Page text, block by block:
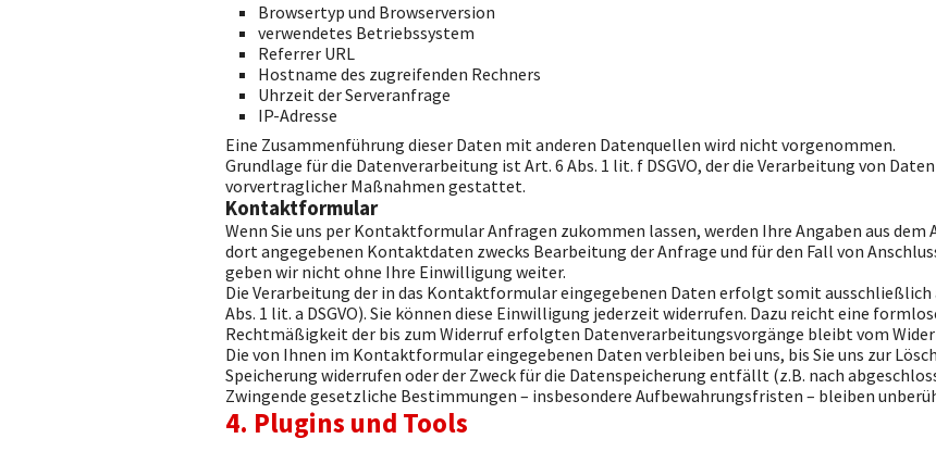
Browsertyp und Browserversion
verwendetes Betriebssystem
Referrer URL
Hostname des zugreifenden Rechners
Uhrzeit der Serveranfrage
IP-Adresse
Eine Zusammenführung dieser Daten mit anderen Datenquellen wird nicht vorgenommen.
Grundlage für die Datenverarbeitung ist Art. 6 Abs. 1 lit. f DSGVO, der die Verarbeitung von
vorvertraglicher Maßnahmen gestattet.
Kontaktformular
Wenn Sie uns per Kontaktformular Anfragen zukommen lassen, werden Ihre Angaben aus
dort angegebenen Kontaktdaten zwecks Bearbeitung der Anfrage und für den Fall von
geben wir nicht ohne Ihre Einwilligung weiter.
Die Verarbeitung der in das Kontaktformular eingegebenen Daten erfolgt somit
Abs. 1 lit. a DSGVO). Sie können diese Einwilligung jederzeit widerrufen. Dazu reicht eine
Rechtmäßigkeit der bis zum Widerruf erfolgten Datenverarbeitungsvorgänge bleibt vom
Die von Ihnen im Kontaktformular eingegebenen Daten verbleiben bei uns, bis Sie uns zur
Speicherung widerrufen oder der Zweck für die Datenspeicherung entfällt (z.B. nach
Zwingende gesetzliche Bestimmungen – insbesondere Aufbewahrungsfristen – bleiben
4. Plugins und Tools